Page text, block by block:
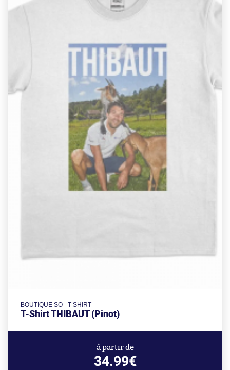
BOUTIQUE SO - T-SHIRT
T-Shirt THIBAUT (Pinot)
à partir de
34.99€